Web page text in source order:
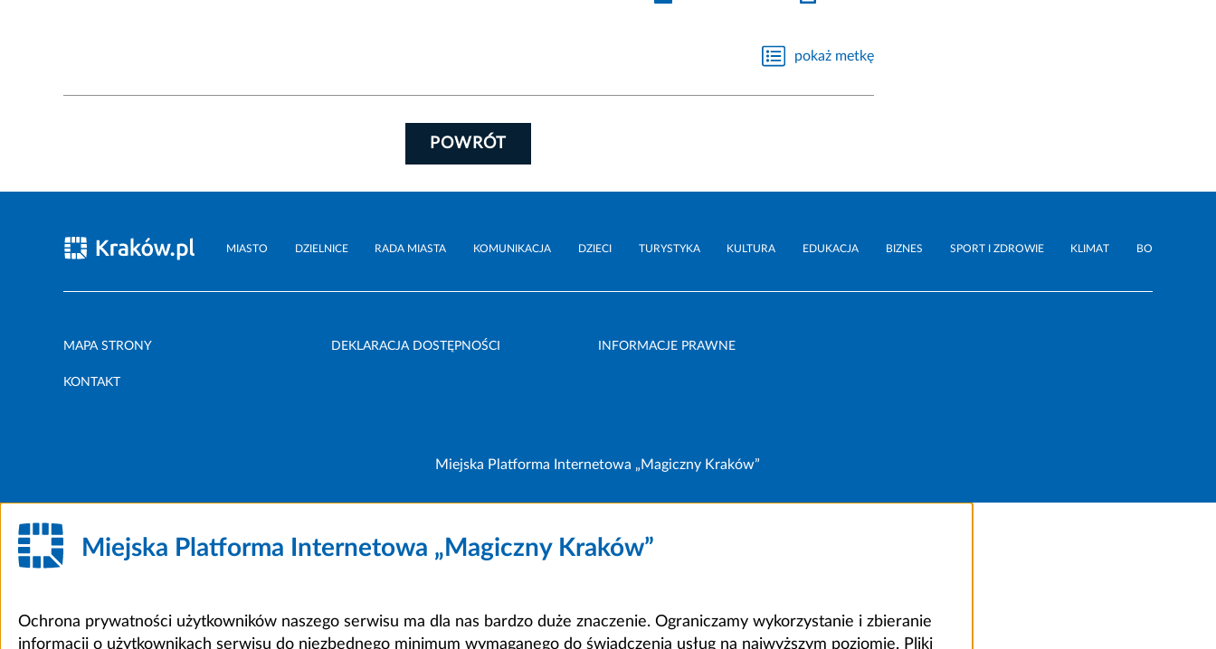
pokaż metkę
POWRÓT
MIASTO DZIELNICE RADA MIASTA KOMUNIKACJA DZIECI TURYSTYKA KULTURA EDUKACJA BIZNES SPORT I ZDROWIE KLIMAT BO
MAPA STRONY DEKLARACJA DOSTĘPNOŚCI INFORMACJE PRAWNE
KONTAKT
Miejska Platforma Internetowa „Magiczny Kraków”
Miejska Platforma Internetowa „Magiczny Kraków”
Ochrona prywatności użytkowników naszego serwisu ma dla nas bardzo duże znaczenie. Ograniczamy wykorzystanie i zbieranie
informacji o użytkownikach serwisu do niezbędnego minimum wymaganego do świadczenia usług na najwyższym poziomie. Pliki